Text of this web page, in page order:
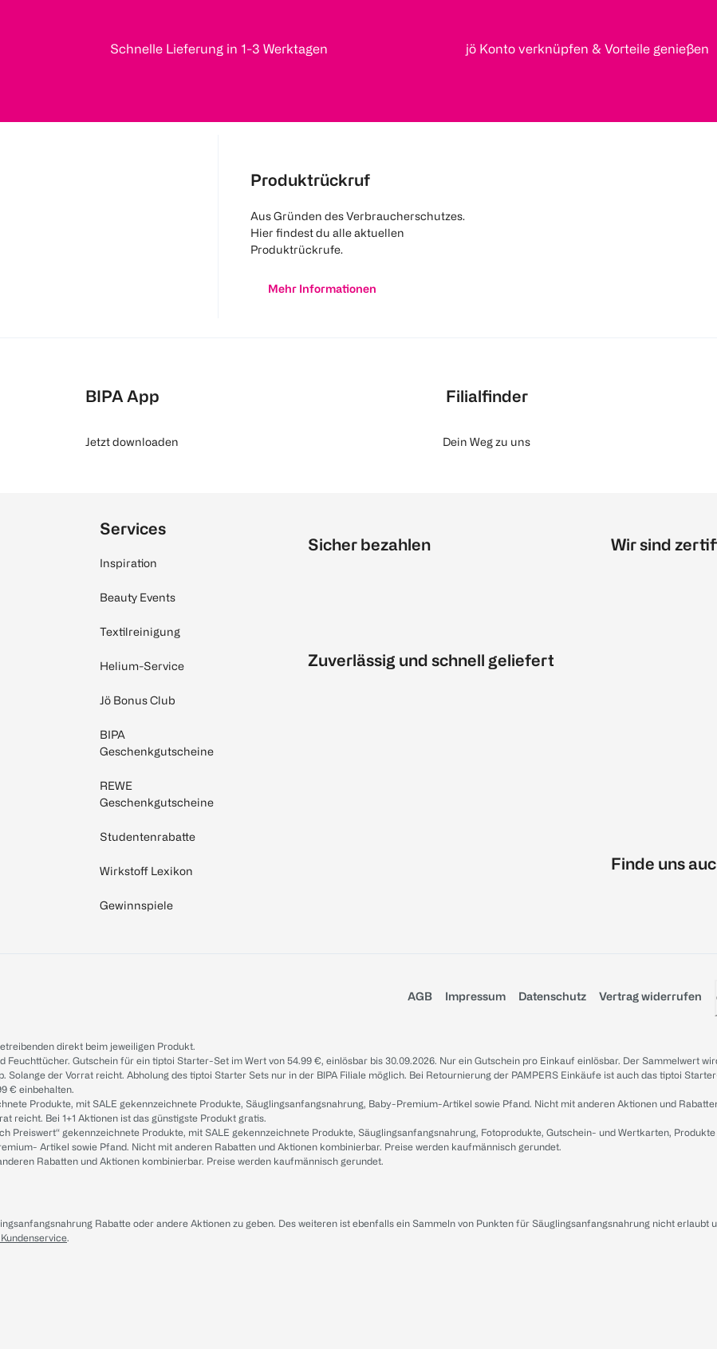
Schnelle Lieferung in 1-3 Werktagen jö Konto verknüpfen & Vorteile genießen
Produktrückruf
Aus Gründen des Verbraucherschutzes.
Hier findest du alle aktuellen
Produktrückrufe.
Mehr Informationen
BIPA App
Jetzt downloaden
Filialfinder
Dein Weg zu uns
Services
Inspiration
Beauty Events
Textilreinigung
Helium-Service
Jö Bonus Club
BIPA
Geschenkgutscheine
REWE
Geschenkgutscheine
Studentenrabatte
Wirkstoff Lexikon
Gewinnspiele
Sicher bezahlen
Zuverlässig und schnell geliefert
Wir sind
Finde uns
AGB Impressum Datenschutz Vertrag widerrufen
direkt beim jeweiligen Produkt.
Feuchttücher. Gutschein für ein tiptoi Starter-Set im Wert von 54.99 €, einlösbar bis 30.09.2026. Nur ein Gutschein pro Einkauf einlösbar. Der Sammelwert
Solange der Vorrat reicht. Abholung des tiptoi Starter Sets nur in der BIPA Filiale möglich. Bei Retournierung der PAMPERS Einkäufe ist auch das tiptoi
€ einbehalten.
Produkte, mit SALE gekennzeichnete Produkte, Säuglingsanfangsnahrung, Baby-Premium-Artikel sowie Pfand. Nicht mit anderen Aktionen und
reicht. Bei 1+1 Aktionen ist das günstigste Produkt gratis.
Preiswert“ gekennzeichnete Produkte, mit SALE gekennzeichnete Produkte, Säuglingsanfangsnahrung, Fotoprodukte, Gutschein- und Wertkarten,
Artikel sowie Pfand. Nicht mit anderen Rabatten und Aktionen kombinierbar. Preise werden kaufmännisch gerundet.
Rabatten und Aktionen kombinierbar. Preise werden kaufmännisch gerundet.
Rabatte oder andere Aktionen zu geben. Des weiteren ist ebenfalls ein Sammeln von Punkten für Säuglingsanfangsnahrung nicht erlaubt
Kundenservice.